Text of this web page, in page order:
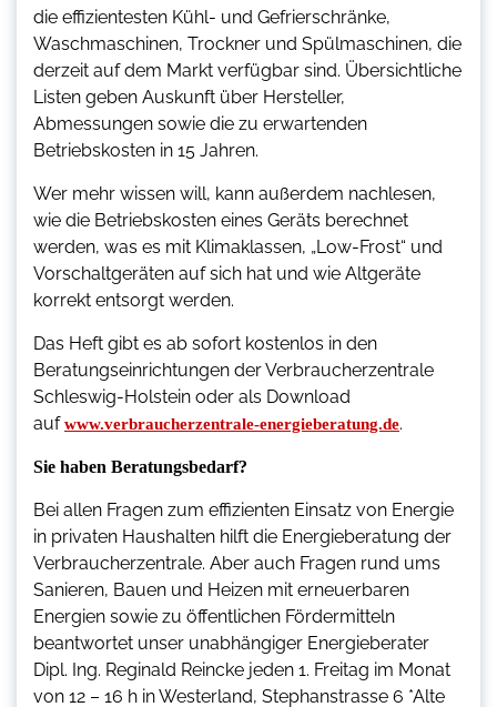
die effizientesten Kühl- und Gefrierschränke,
Waschmaschinen, Trockner und Spülmaschinen, die
derzeit auf dem Markt verfügbar sind. Übersichtliche
Listen geben Auskunft über Hersteller,
Abmessungen sowie die zu erwartenden
Betriebskosten in 15 Jahren.
Wer mehr wissen will, kann außerdem nachlesen,
wie die Betriebskosten eines Geräts berechnet
werden, was es mit Klimaklassen, „Low-Frost“ und
Vorschaltgeräten auf sich hat und wie Altgeräte
korrekt entsorgt werden.
Das Heft gibt es ab sofort kostenlos in den
Beratungseinrichtungen der Verbraucherzentrale
Schleswig-Holstein oder als Download
aufwww.verbraucherzentrale-energieberatung.de.
Sie haben Beratungsbedarf?
Bei allen Fragen zum effizienten Einsatz von Energie
in privaten Haushalten hilft die Energieberatung der
Verbraucherzentrale. Aber auch Fragen rund ums
Sanieren, Bauen und Heizen mit erneuerbaren
Energien sowie zu öffentlichen Fördermitteln
beantwortet unser unabhängiger Energieberater
Dipl. Ing. Reginald Reincke jeden 1. Freitag im Monat
von 12 – 16 h in Westerland, Stephanstrasse 6 *Alte